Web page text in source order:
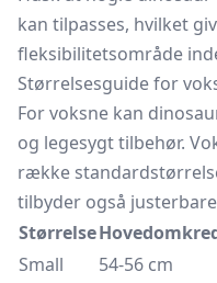
kan tilpasses, hvilket
fleksibilitetsområde
Størrelsesguide for
For voksne kan
og legesygt tilbehør.
række
tilbyder også
Størrelse
Small
54-56 cm